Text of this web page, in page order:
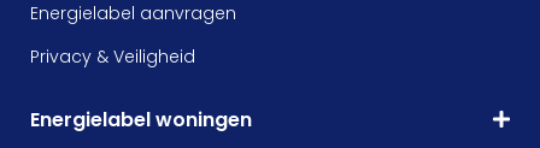
Energielabel aanvragen
Privacy & Veiligheid
Energielabel woningen